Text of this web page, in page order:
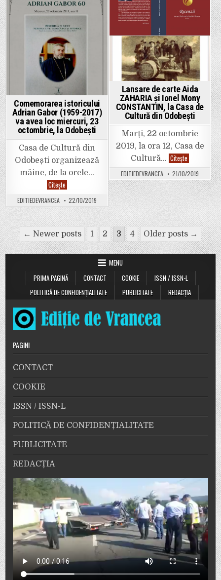
două
companii Casa
de
Cultură
Odobești.
Bogdan
Constantin
DOGARU
/
”Ordinul
Bʼnai
Bʼrith”.
Contribuții
la
independența
și
unitatea
națională
a
României
Posted
in
Comemorarea istoricului
Adrian Gabor (1959-2017)
va avea loc miercuri, 23
octombrie, la Odobești
Casa de Cultură din
Odobești organizează
mâine, de la orele…
CiteșteComemorarea
istoricului
Adrian
Gabor
(1959-
2017)
va
avea
loc
miercuri,
23
octombrie,
EDITIEDEVRANCEA 22/10/2019
Posted
in
Lansare de carte Aida
ZAHARIA și Ionel Mony
CONSTANTIN, la Casa de
Cultură din Odobești
Marți, 22 octombrie
2019, la ora 12, Casa de
Cultură… Citește
de
carte
Aida
ZAHARIA
și
Ionel
Mony
CONSTANTIN,
la
Casa
de
Cultură
din
Odobești
EDITIEDEVRANCEA 21/10/2019
Paginație
articole
← Newer posts 1 2 3 4 Older posts →
MENU
PRIMA PAGINĂ
CONTACT COOKIE
ISSN / ISSN-L
POLITICĂ DE CONFIDENȚIALITATE
PUBLICITATE REDACȚIA
PAGINI
CONTACT
COOKIE
ISSN / ISSN-L
POLITICĂ DE CONFIDENȚIALITATE
PUBLICITATE
REDACȚIA